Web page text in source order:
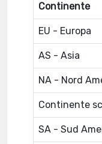
Continente
EU - Europa
AS - Asia
NA - Nord
Continente
SA - Sud